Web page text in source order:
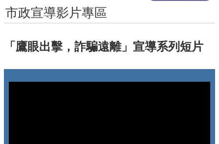
市政宣導影片專區
「鷹眼出擊，詐騙遠離」宣導系列短片